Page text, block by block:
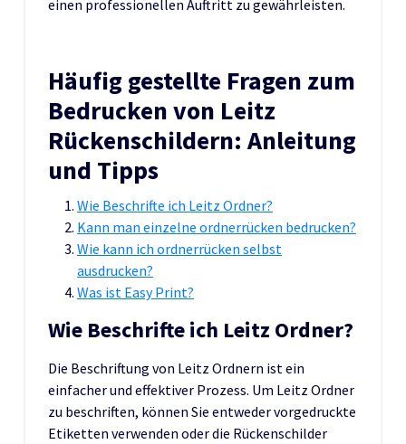
einen professionellen Auftritt zu gewährleisten.
Häufig gestellte Fragen zum
Bedrucken von Leitz
Rückenschildern: Anleitung
und Tipps
Wie Beschrifte ich Leitz Ordner?
Kann man einzelne ordnerrücken bedrucken?
Wie kann ich ordnerrücken selbst
ausdrucken?
Was ist Easy Print?
Wie Beschrifte ich Leitz Ordner?
Die Beschriftung von Leitz Ordnern ist ein
einfacher und effektiver Prozess. Um Leitz Ordner
zu beschriften, können Sie entweder vorgedruckte
Etiketten verwenden oder die Rückenschilder